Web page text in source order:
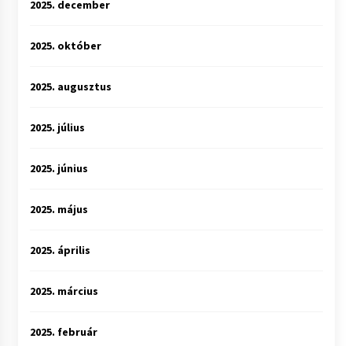
2025. december
2025. október
2025. augusztus
2025. július
2025. június
2025. május
2025. április
2025. március
2025. február